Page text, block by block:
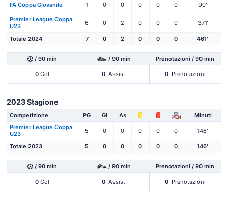
FA Coppa Giovanile 1 0 0 0 0 0 90'
Premier League Coppa
U23
6 0 2 0 0 0 371'
Totale 2024 7 0 2 0 0 0 461'
/ 90 min / 90 min Prenotazioni / 90 min
0 Gol 0 Assist 0 Prenotazioni
2023 Stagione
Competizione PG Gl As PEN
Minuti
Premier League Coppa
U23
5 0 0 0 0 0 146'
Totale 2023 5 0 0 0 0 0 146'
/ 90 min / 90 min Prenotazioni / 90 min
0 Gol 0 Assist 0 Prenotazioni